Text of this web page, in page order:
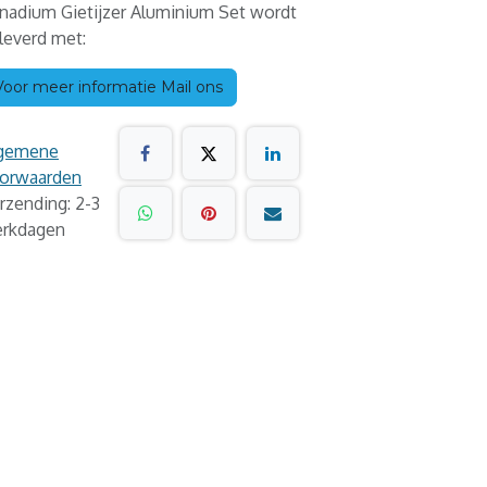
Gietijzer Aluminium Set wordt
met:
meer informatie Mail ons
2-3